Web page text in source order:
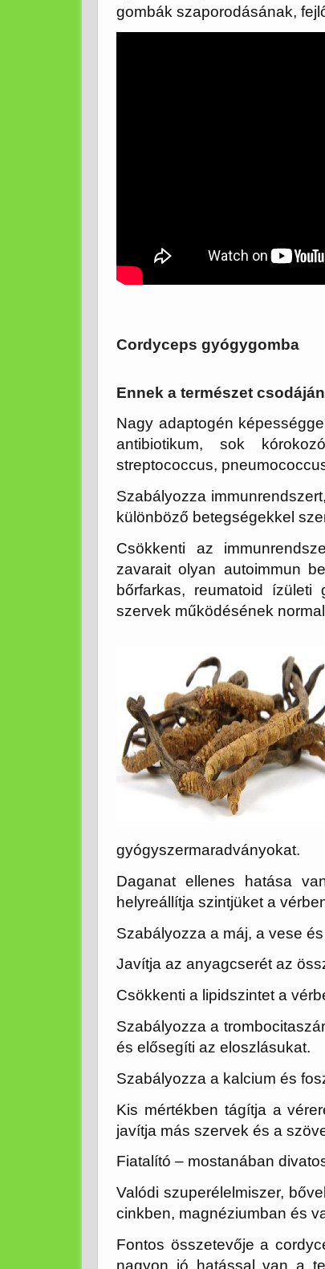
gombák szaporodásának,
Cordyceps gyógygomba
Ennek a természet
Nagy adaptogén
antibiotikum, sok
streptococcus,
Szabályozza
különböző betegségekkel
Csökkenti az
zavarait olyan autoimmun
bőrfarkas, reumatoid
szervek működésének
gyógyszermaradványokat.
Daganat ellenes hatása
helyreállítja szintjüket a
Szabályozza a máj, a vese
Javítja az anyagcserét az
Csökkenti a lipidszintet a
Szabályozza a
és elősegíti az eloszlásukat.
Szabályozza a kalcium és
Kis mértékben tágítja a
javítja más szervek és a
Fiatalító – mostanában
Valódi szuperélelmiszer,
cinkben, magnéziumban és
Fontos összetevője a
nagyon jó hatással van a